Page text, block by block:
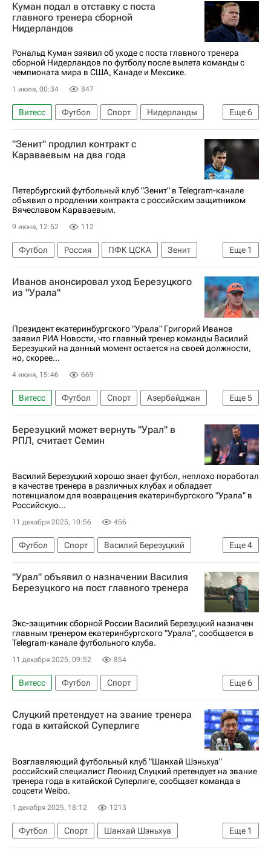
Леонид Слуцкий (Тренер)
РПЛ 2026-2027 (Чемпионат России по футболу)
Куман подал в отставку с поста
главного тренера сборной
Нидерландов
Рональд Куман заявил об уходе с поста главного тренера
сборной Нидерландов по футболу после вылета команды с
чемпионата мира в США, Канаде и Мексике.
1 июля, 00:34 847
Еще6
Витесс Футбол Спорт
Нидерланды
Рональд Куман
США Канада
ПСВ
Аякс
ЧМ по футболу 2026
"Зенит" продлил контракт с
Караваевым на два года
Петербургский футбольный клуб "Зенит" в Telegram-канале
объявил о продлении контракта с российским защитником
Вячеславом Караваевым.
9 июня, 12:52 112
Еще 1
Футбол Россия ПФК ЦСКА
Зенит
Вячеслав Караваев
Иванов анонсировал уход Березуцкого
из "Урала"
Президент екатеринбургского "Урала" Григорий Иванов
заявил РИА Новости, что главный тренер команды Василий
Березуцкий на данный момент остается на своей должности,
но, скорее...
4 июня, 15:46 669
Еще5
Витесс Футбол Спорт
Азербайджан
Григорий Иванов
Василий Березуцкий
Динамо Москва
Урал
РПЛ 2026-2027 (Чемпионат России по футболу)
Березуцкий может вернуть "Урал" в
РПЛ, считает Семин
Василий Березуцкий хорошо знает футбол, неплохо поработал
в качестве тренера в различных клубах и обладает
потенциалом для возвращения екатеринбургского "Урала" в
Российскую...
11 декабря 2025, 10:56 456
Еще4
Футбол Спорт
Василий Березуцкий
Юрий Семин
Урал
РПЛ 2026-2027 (Чемпионат России по футболу)
"Урал" объявил о назначении Василия
Березуцкого на пост главного тренера
Экс-защитник сборной России Василий Березуцкий назначен
главным тренером екатеринбургского "Урала", сообщается в
Telegram-канале футбольного клуба.
11 декабря 2025, 09:52 854
Еще6
Витесс Футбол
Спорт
Мирослав Ромащенко
Василий Березуцкий
Урал
Факел
РПЛ 2026-2027 (Чемпионат России по футболу)
Первая лига
Слуцкий претендует на звание тренера
года в китайской Суперлиге
Возглавляющий футбольный клуб "Шанхай Шэньхуа"
российский специалист Леонид Слуцкий претендует на звание
тренера года в китайской Суперлиге, сообщает команда в
соцсети Weibo.
1 декабря 2025, 18:12 1213
Еще 1
Футбол Спорт
Шанхай Шэньхуа